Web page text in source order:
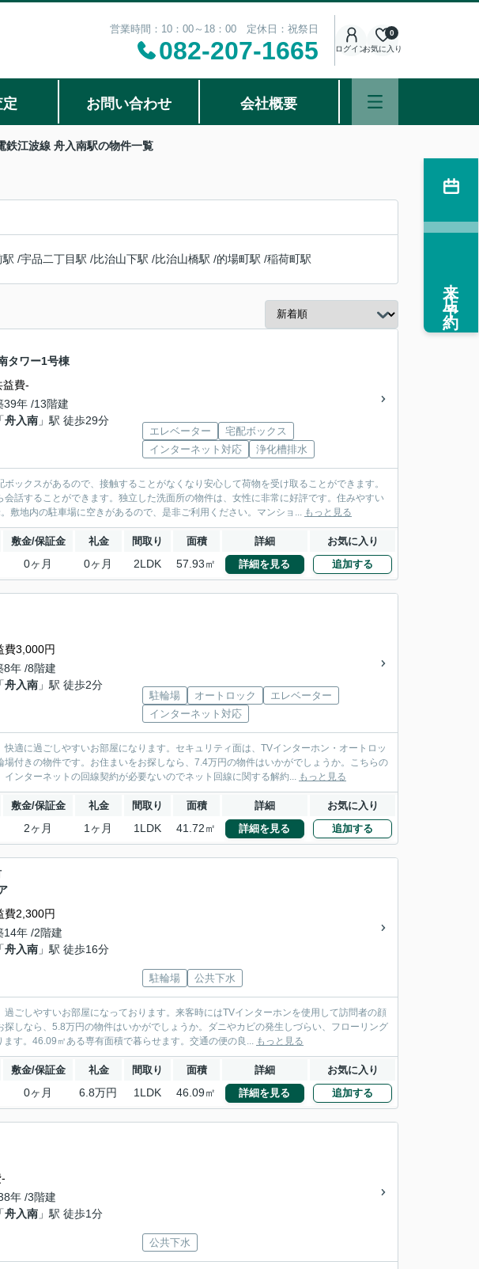
営業時間：10：00～18：00 定休日：祝祭日
082-207-1665 ログインお気に入り
0
お問い合わせ 会社概要
鉄江波線 舟入南駅の物件一覧
駅 /宇品二丁目駅 /比治山下駅 /比治山橋駅 /的場町駅 /稲荷町駅
タワー1号棟
益費-
39年 /13階建
「舟入南 」駅 徒歩29分
エレベーター
宅配ボックス
インターネット対応
浄化槽排水
ックスがあるので、接触することがなくなり安心して荷物を受け取ることができます。
話することができます。独立した洗面所の物件は、女性に非常に好評です。住みやすい
敷地内の駐車場に空きがあるので、是非ご利用ください。マンショ... もっと見る
敷金/保証金 礼金 間取り 面積 詳細 お気に入り
0ヶ月 0ヶ月 2LDK 57.93㎡ 詳細を見る 追加する
費3,000円
8年 /8階建
「舟入南 」駅 徒歩2分
駐輪場 オートロック
エレベーター
インターネット対応
適に過ごしやすいお部屋になります。セキュリティ面は、TVインターホン・オートロッ
付きの物件です。お住まいをお探しなら、7.4万円の物件はいかがでしょうか。こちらの
ンターネットの回線契約が必要ないのでネット回線に関する解約... もっと見る
敷金/保証金 礼金 間取り 面積 詳細 お気に入り
2ヶ月 1ヶ月 1LDK 41.72㎡ 詳細を見る 追加する
費2,300円
14年 /2階建
「舟入南 」駅 徒歩16分
駐輪場 公共下水
ごしやすいお部屋になっております。来客時にはTVインターホンを使用して訪問者の顔
しなら、5.8万円の物件はいかがでしょうか。ダニやカビの発生しづらい、フローリング
す。46.09㎡ある専有面積で暮らせます。交通の便の良... もっと見る
敷金/保証金 礼金 間取り 面積 詳細 お気に入り
0ヶ月 6.8万円 1LDK 46.09㎡ 詳細を見る 追加する
年 /3階建
「舟入南 」駅 徒歩1分
公共下水
来店予約